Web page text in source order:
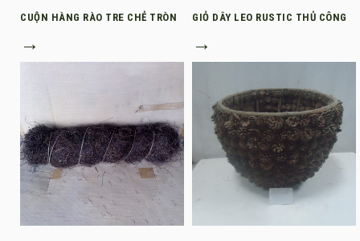
CUỘN HÀNG RÀO TRE CHẺ TRÒN
→
GIỎ DÂY LEO RUSTIC THỦ CÔNG
→